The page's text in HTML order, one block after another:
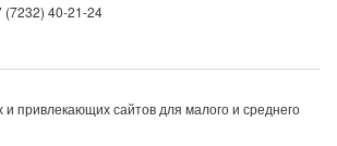
(7232) 40-21-24
привлекающих сайтов для малого и среднего